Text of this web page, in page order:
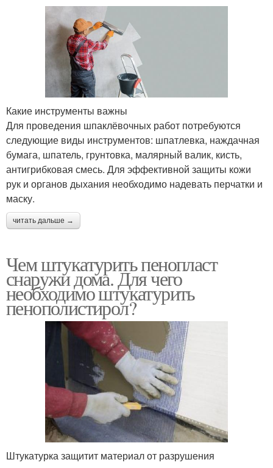
Какие инструменты важны
Для проведения шпаклёвочных работ потребуются
следующие виды инструментов: шпатлевка, наждачная
бумага, шпатель, грунтовка, малярный валик, кисть,
антигрибковая смесь. Для эффективной защиты кожи
рук и органов дыхания необходимо надевать перчатки и
маску.
читать дальше →
Чем штукатурить пенопласт
снаружи дома. Для чего
необходимо штукатурить
пенополистирол?
Штукатурка защитит материал от разрушения